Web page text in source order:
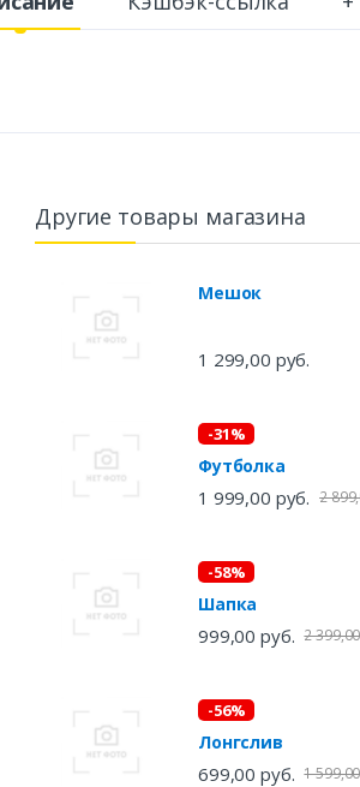
Другие товары магазина
Мешок
1 299,00 руб.
-31%
Футболка
1 999,00 руб. 2
-58%
Шапка
999,00 руб. 2
-56%
Лонгслив
699,00 руб. 1